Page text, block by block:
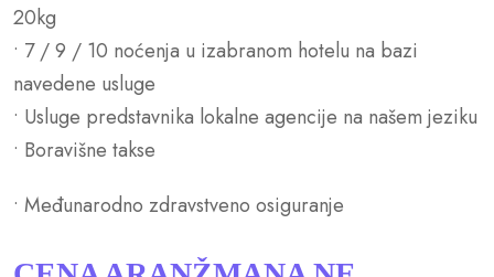
20kg
• 7 / 9 / 10 noćenja u izabranom hotelu na bazi
navedene usluge
• Usluge predstavnika lokalne agencije na našem jeziku
• Boravišne takse
• Međunarodno zdravstveno osiguranje